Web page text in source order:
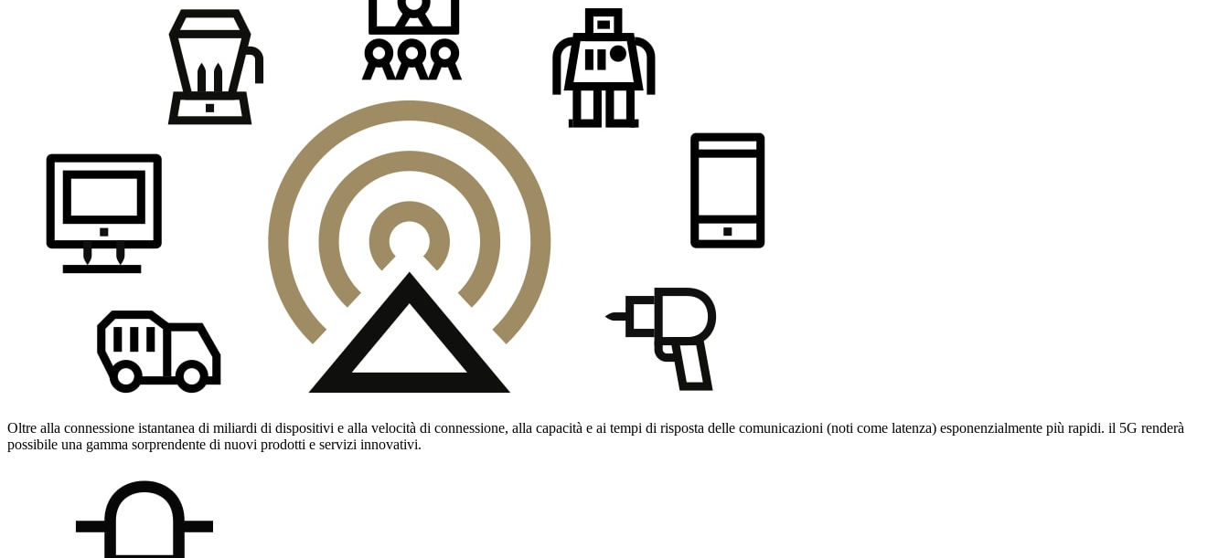
Oltre alla connessione istantanea di miliardi di dispositivi e alla velocità di connessione, alla capacità e ai tempi di risposta delle comunicazioni (noti come latenza) esponenzialmente più rapidi. il 5G renderà
possibile una gamma sorprendente di nuovi prodotti e servizi innovativi.